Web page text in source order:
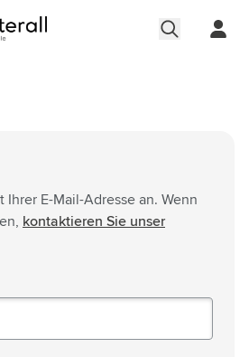
Ihrer E-Mail-Adresse an. Wenn
kontaktieren Sie unser